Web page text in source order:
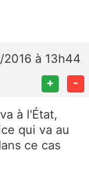
à 13h44
+ -
à l'État,
qui va au
ce cas